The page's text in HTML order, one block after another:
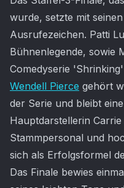
wurde, setzte mit
Ausrufezeichen. Patti
Bühnenlegende, sowie
Comedyserie
Wendell Pierce gehört
der Serie und bleibt
Hauptdarstellerin
Stammpersonal und
sich als Erfolgsformel
Das Finale bewies